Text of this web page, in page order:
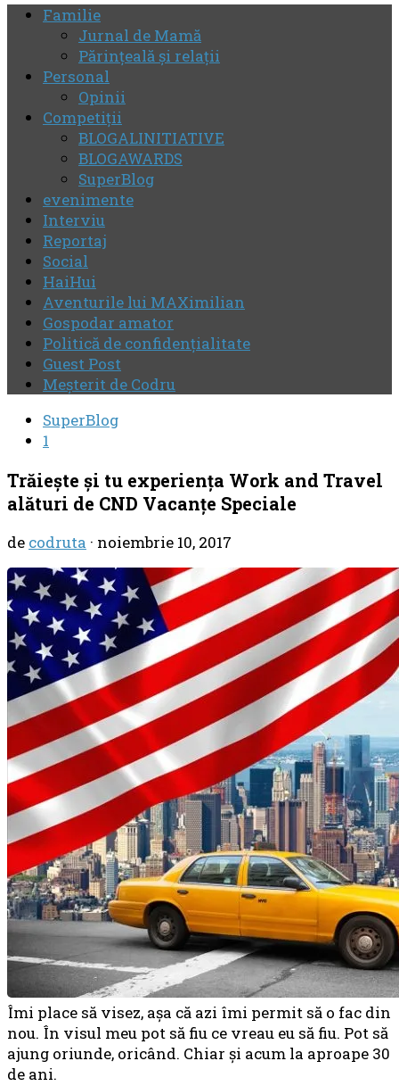
Familie
Jurnal de Mamă
Părinţeală şi relaţii
Personal
Opinii
Competiţii
BLOGALINITIATIVE
BLOGAWARDS
SuperBlog
evenimente
Interviu
Reportaj
Social
HaiHui
Aventurile lui MAXimilian
Gospodar amator
Politică de confidenţialitate
Guest Post
Meşterit de Codru
SuperBlog
1
Trăieşte şi tu experienţa Work and Travel
alături de CND Vacanțe Speciale
de codruta · noiembrie 10, 2017
Îmi place să visez, aşa că azi îmi permit să o fac din
nou. În visul meu pot să fiu ce vreau eu să fiu. Pot să
ajung oriunde, oricând. Chiar şi acum la aproape 30
de ani.